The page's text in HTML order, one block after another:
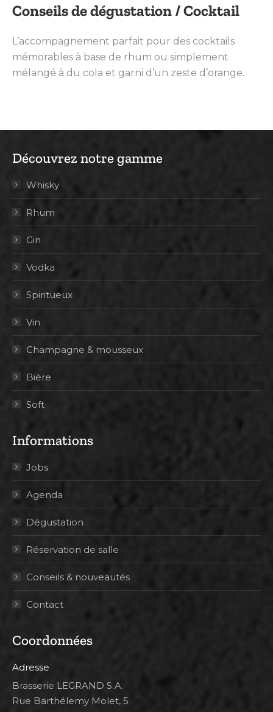
Conseils de dégustation / Cocktail
L’accompagnement parfait pour des cocktails
mémorables à base de rhum ou simplement
mélangé à du cola et garni d’un zeste d’orange.
Découvrez notre gamme
Whisky
Rhum
Gin
Vodka
Spiritueux
Vin
Champagne & mousseux
Bière
Soft
Informations
Jobs
Agenda
Dégustation
Réservation de salle
Conseils & nouveautés
Contact
Coordonnées
Adresse
Brasserie LEGRAND S.A.
Rue Barthélemy Molet, 5